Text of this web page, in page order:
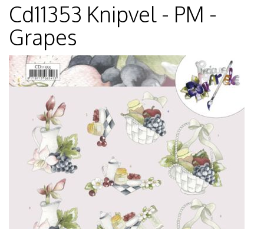
Cd11353 Knipvel - PM -
Grapes